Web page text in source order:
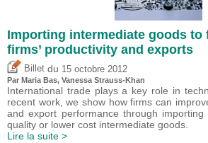
Importing intermediate goods to
firms’ productivity and exports
Billet du 15 octobre 2012
Par Maria Bas, Vanessa Strauss-Khan
International trade plays a key role in
recent work, we show how firms can
and export performance through
quality or lower cost intermediate goods.
Lire la suite >